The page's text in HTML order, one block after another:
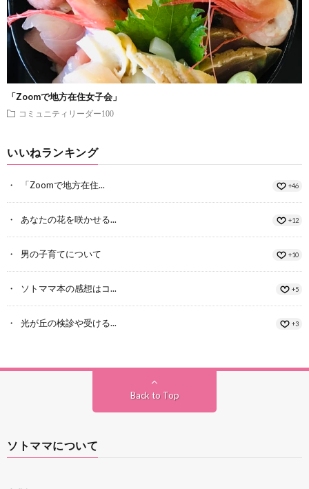
「Zoomで地方在住女子会」
コミュニティリーダー100
いいねランキング
「Zoomで地方在住... +46
あなたの花を咲かせる... +12
男の子育てについて +10
ソトママ本の感想はコ... +5
光が丘の検診や受ける... +3
Back to Top
ソトママについて